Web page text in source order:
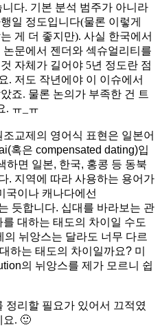
다. 기본 분석 범주가 아니라
일 정도입니다(물론 이렇게
게 더 좋지만). 사실 한국에서
문에서 젠더와 섹슈얼리티를
자체가 길어야 5년 정도란 점
. 저도 작년에야 이 이슈에서
죠. 물론 논의가 부족한 건 트
. ㅠ_ㅠ
교제의 영어식 표현은 일본어
혹은 compensated dating)입
하면 일본, 한국, 홍콩 등 동북
. 지역에 따라 사용하는 용어가
국이나 캐나다에선
듯합니다. 십대를 바라보는 관
대하는 태도의 차이일 수도
뉘앙스는 달라도 너무 다르
하는 태도의 차이일까요? 미
의 뉘앙스를 제가 모르니 쉽
정리할 필요가 있어서 끄적였
요. 🙂